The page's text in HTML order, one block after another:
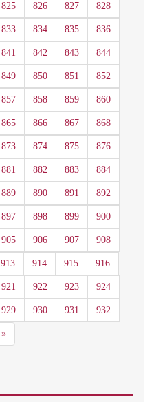
825 826 827 828
833 834 835 836
841 842 843 844
849 850 851 852
857 858 859 860
865 866 867 868
873 874 875 876
881 882 883 884
889 890 891 892
897 898 899 900
905 906 907 908
913 914 915 916
921 922 923 924
929 930 931 932
»Siguiente